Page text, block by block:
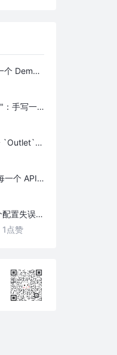
React Router v7 完全指南：一个 Demo 吃透前端路由
从"整个页面刷新"到"丝滑切换"：手写一个 HashRouter 彻底搞懂前端路由
React Router 嵌套路由：一个 `Outlet` 引发的布局思考
从零理解 React Router v6：每一个 API 都是怎么工作的
Redis缓存回滚踩坑实录：一个配置失误，让我在凌晨3点丢了3000条数据
1点赞